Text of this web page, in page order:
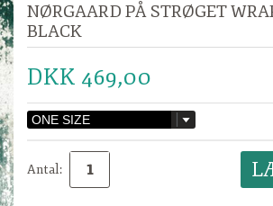
NØRGAARD PÅ STRØGET
BLACK
DKK 469,00
Antal: